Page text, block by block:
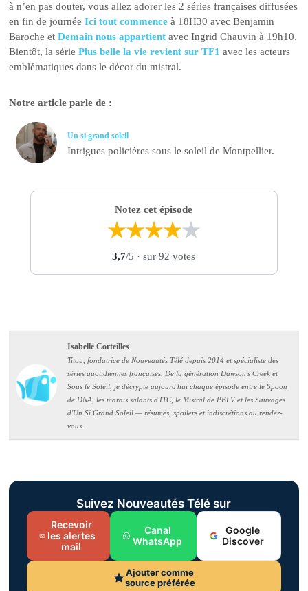
à n’en pas douter, vous allez adorer les 2 séries françaises diffusées
en fin de journéeIci tout commence à 18H30 avec Benjamin
Baroche etDemain nous appartient avec Ingrid Chauvin à 19h10.
Bientôt, la sériePlus belle la vie revient sur TF1 avec les acteurs
emblématiques dans le décor du mistral.
Notre article parle de :
Un si grand soleil
Intrigues policières sous le soleil de Montpellier.
Notez cet épisode
★★★★★
3,7/5 · sur 92 votes
Isabelle Corteilles
Titou, fondatrice de Nouveautés Télé depuis 2014 et spécialiste des
séries quotidiennes françaises. De la génération Dawson's Creek et
Sous le Soleil, je décrypte aujourd'hui chaque épisode entre le Spoon
de DNA, les marais salants d'ITC, le Mistral de PBLV et les Sauvages
d'Un Si Grand Soleil — résumés, spoilers et indiscrétions au rendez-
vous.
Suivez Nouveautés Télé sur
Recevoir
les alertes
mail
Canal
WhatsApp
Google
Discover
Ajouter comme
source préférée